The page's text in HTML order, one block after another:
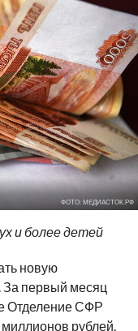
ФОТО: МЕДИАСТОК.РФ
и более детей
новую
За первый месяц
Отделение СФР
рублей.